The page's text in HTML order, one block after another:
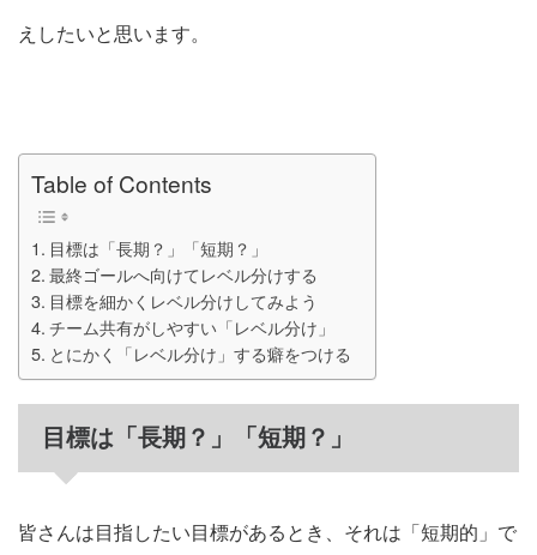
えしたいと思います。
Table of Contents
目標は「長期？」「短期？」
最終ゴールへ向けてレベル分けする
目標を細かくレベル分けしてみよう
チーム共有がしやすい「レベル分け」
とにかく「レベル分け」する癖をつける
目標は「長期？」「短期？」
皆さんは目指したい目標があるとき、それは「短期的」で